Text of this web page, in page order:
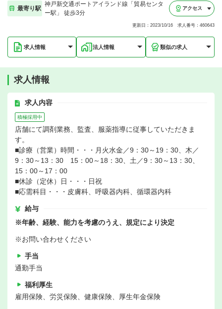
最寄り駅
神戸新交通ポートアイランド線「貿易センタ
ー駅」 徒歩3分
アクセス
更新日：2023/10/16 求人番号：460643
求人情報 法人情報 類似の求人
求人情報
求人内容
積極採用中
店舗にて調剤業務、監査、服薬指導に従事していただきま
す。
■診療（営業）時間・・・月火水金／9：30～19：30、木／
9：30～13：30 15：00～18：30、土／9：30～13：30、
15：00～17：00
■休診（定休）日・・・日祝
■応需科目・・・皮膚科、呼吸器内科、循環器内科
給与
※年齢、経験、能力を考慮のうえ、規定により決定
※お問い合わせください
手当
通勤手当
福利厚生
雇用保険、労災保険、健康保険、厚生年金保険